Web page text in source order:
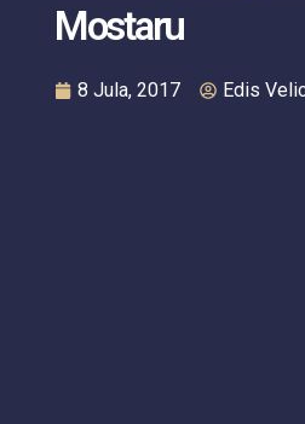
Mostaru
8 Jula, 2017 Edis